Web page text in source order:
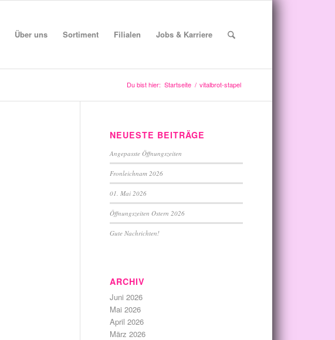
Über uns Sortiment Filialen Jobs & Karriere
Du bist hier: Startseite / vitalbrot-stapel
NEUESTE BEITRÄGE
Angepasste Öffnungszeiten
Fronleichnam 2026
01. Mai 2026
Öffnungszeiten Ostern 2026
Gute Nachrichten!
ARCHIV
Juni 2026
Mai 2026
April 2026
März 2026